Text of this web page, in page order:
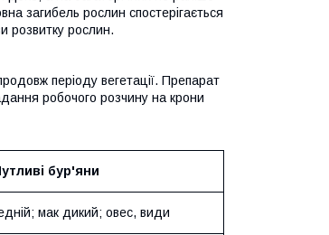
загибель рослин спостерігається
розвитку рослин.
періоду вегетації. Препарат
робочого розчину на крони
бур'яни
мак дикий; овес, види